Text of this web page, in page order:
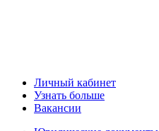
Личный кабинет
Узнать больше
Вакансии